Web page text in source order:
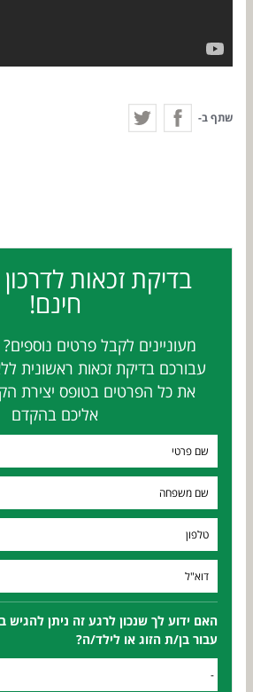
שתף ב-
בדיקת זכאות לדרכון
חינם!
מעוניינים לקבל פרטים
עבורכם בדיקת זכאות ראשונית
את כל הפרטים בטופס יצירת
אליכם בהקדם
האם ידוע לך שנכון לרגע זה ניתן
עבור בן/ת הזוג או לילד/ה?